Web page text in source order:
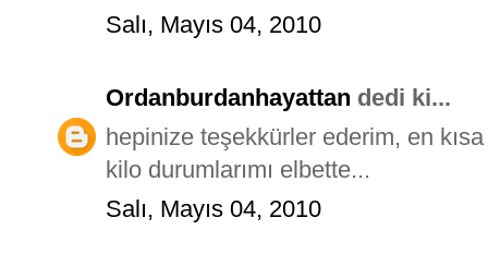
Salı, Mayıs 04, 2010
Ordanburdanhayattan dedi ki...
hepinize teşekkürler ederim, en
kilo durumlarımı elbette...
Salı, Mayıs 04, 2010